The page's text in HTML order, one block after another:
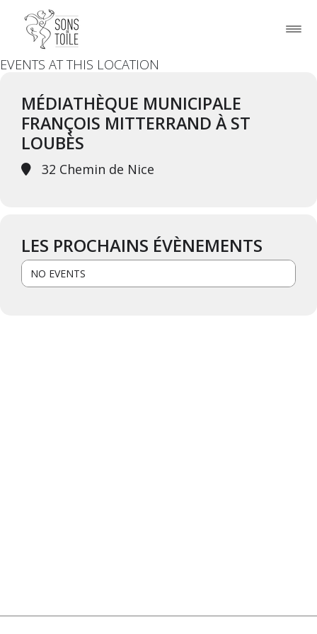
EVENTS AT THIS LOCATION
MÉDIATHÈQUE MUNICIPALE
FRANÇOIS MITTERRAND À ST
LOUBÈS
32 Chemin de Nice
LES PROCHAINS ÉVÈNEMENTS
NO EVENTS